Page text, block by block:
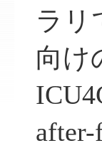
ラリ
向け